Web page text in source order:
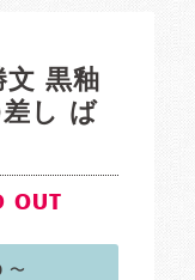
黒釉
し ば
OUT
〜